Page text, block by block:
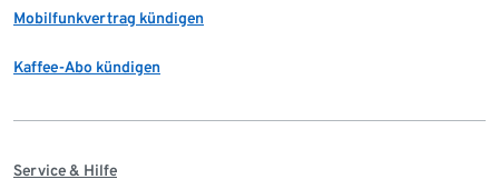
Mobilfunkvertrag kündigen
Kaffee-Abo kündigen
Service & Hilfe